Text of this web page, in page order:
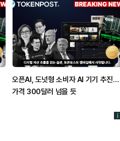
오픈AI, 도넛형 소비자 AI 기기 추진…
가격 300달러 넘을 듯